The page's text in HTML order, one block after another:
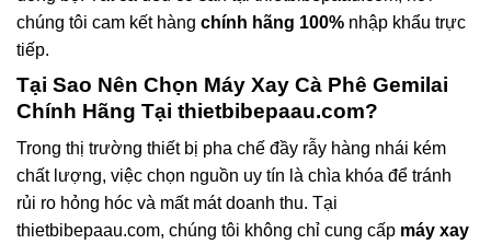
chúng tôi cam kết hàng chính hãng 100% nhập khẩu trực
tiếp.
Tại Sao Nên Chọn Máy Xay Cà Phê Gemilai
Chính Hãng Tại thietbibepaau.com?
Trong thị trường thiết bị pha chế đầy rẫy hàng nhái kém
chất lượng, việc chọn nguồn uy tín là chìa khóa để tránh
rủi ro hỏng hóc và mất mát doanh thu. Tại
thietbibepaau.com, chúng tôi không chỉ cung cấp máy xay